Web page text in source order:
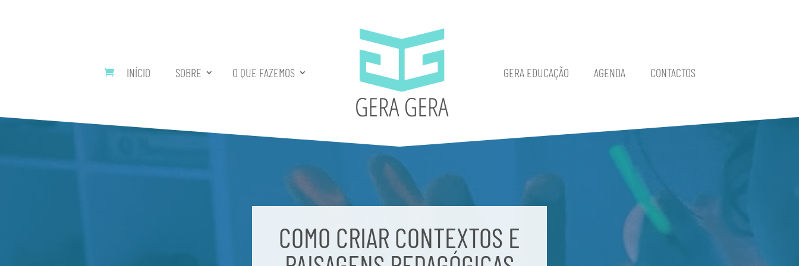
INÍCIO SOBRE O QUE FAZEMOS GERA EDUCAÇÃO AGENDA CONTACTOS
COMO CRIAR CONTEXTOS E